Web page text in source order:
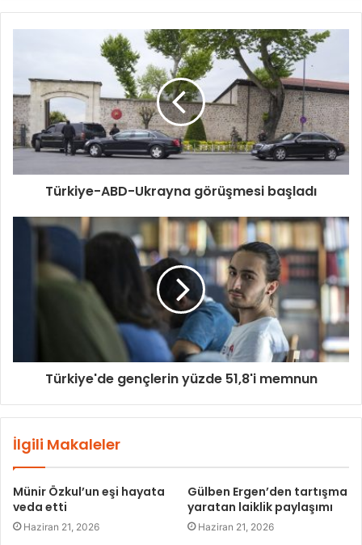
Türkiye-ABD-Ukrayna görüşmesi başladı
Türkiye'de gençlerin yüzde 51,8'i memnun
İlgili Makaleler
Münir Özkul’un eşi hayata
veda etti
Haziran 21, 2026
Gülben Ergen’den tartışma
yaratan laiklik paylaşımı
Haziran 21, 2026